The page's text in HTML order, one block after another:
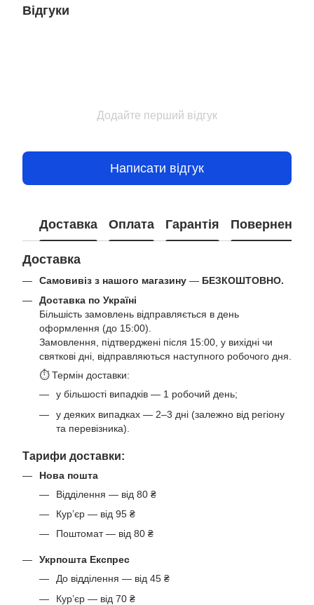
Відгуки
Додайте перший відгук
Написати відгук
Доставка Оплата Гарантія Повернення
Доставка
Самовивіз з нашого магазину — БЕЗКОШТОВНО.
Доставка по Україні
Більшість замовлень відправляється в день
оформлення (до 15:00).
Замовлення, підтверджені після 15:00, у вихідні чи
святкові дні, відправляються наступного робочого дня.
⏱ Термін доставки:
у більшості випадків — 1 робочий день;
у деяких випадках — 2–3 дні (залежно від регіону
та перевізника).
Тарифи доставки:
Нова пошта
Відділення — від 80 ₴
Кур’єр — від 95 ₴
Поштомат — від 80 ₴
Укрпошта Експрес
До відділення — від 45 ₴
Кур’єр — від 70 ₴